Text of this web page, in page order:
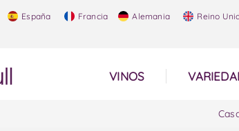
España Francia Alemania Reino
VINOS